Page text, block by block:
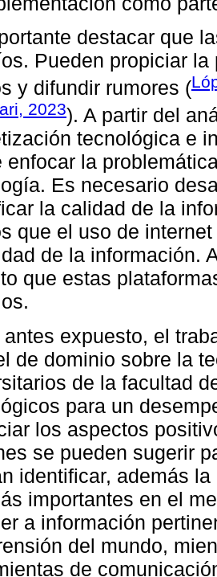
destacar que
Pueden propiciar
y difundir rumores (
2023). A partir del
tecnológica e
enfocar la
Es necesario
la calidad de la
que el uso de
de la información.
que estas
antes expuesto, el
de dominio sobre la
de la facultad
para un
los aspectos
se pueden sugerir
identificar, además
importantes en el
a información
del mundo,
de